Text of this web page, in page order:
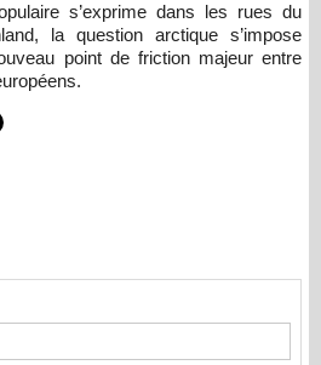
s’exprime dans les rues du
la question arctique s’impose
point de friction majeur entre